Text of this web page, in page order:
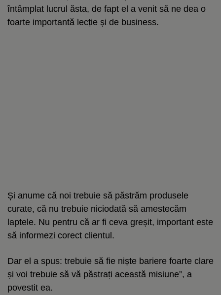
întâmplat lucrul ăsta, de fapt el a venit să ne dea o
foarte importantă lecție și de business.
Și anume că noi trebuie să păstrăm produsele
curate, că nu trebuie niciodată să amestecăm
laptele. Nu pentru că ar fi ceva greșit, important este
să informezi corect clientul.
Dar el a spus: trebuie să fie niște bariere foarte clare
și voi trebuie să vă păstrați această misiune”, a
povestit ea.